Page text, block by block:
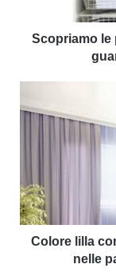
Scopriamo le
Colore lilla
nelle